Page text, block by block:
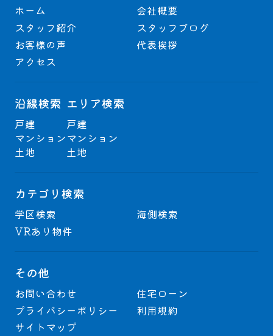
ホーム
会社概要
スタッフ紹介
スタッフブログ
お客様の声
代表挨拶
アクセス
沿線検索
戸建
マンション
土地
エリア検索
戸建
マンション
土地
カテゴリ検索
学区検索
海側検索
VRあり物件
その他
お問い合わせ
住宅ローン
プライバシーポリシー
利用規約
サイトマップ